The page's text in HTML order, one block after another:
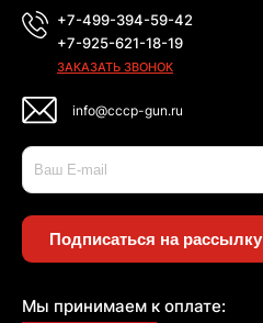
+7-499-394-59-42
+7-925-621-18-19
ЗАКАЗАТЬ ЗВОНОК
info@cccp-gun.ru
Подписаться на рассылку
Мы принимаем к оплате: